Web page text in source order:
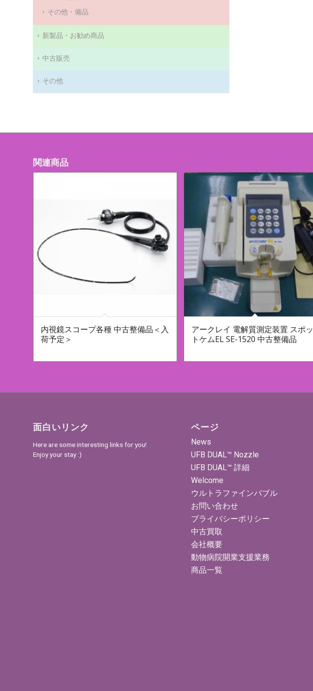
その他・備品
新製品・お勧め商品
中古販売
その他
関連商品
内視鏡スコープ各種 中古整備品＜入
荷予定＞
アークレイ 電解質測定装置 スポッ
トケムEL SE-1520 中古整備品
面白いリンク
Here are some interesting links for you!
Enjoy your stay :)
ページ
News
UFB DUAL™ Nozzle
UFB DUAL™ 詳細
Welcome
ウルトラファインバブル
お問い合わせ
プライバシーポリシー
中古買取
会社概要
動物病院開業支援業務
商品一覧